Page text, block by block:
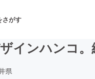
さがす
インハンコ
県